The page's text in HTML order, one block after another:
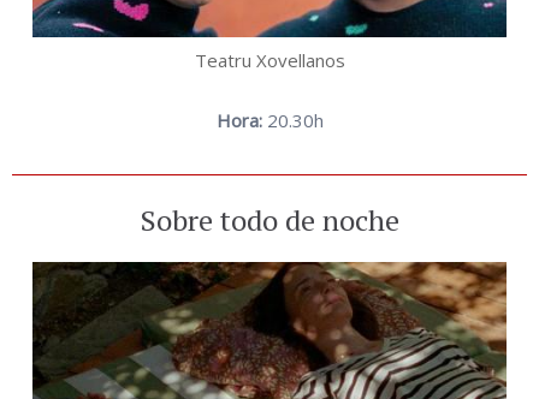
Teatru Xovellanos
Hora:20.30h
Sobre todo de noche